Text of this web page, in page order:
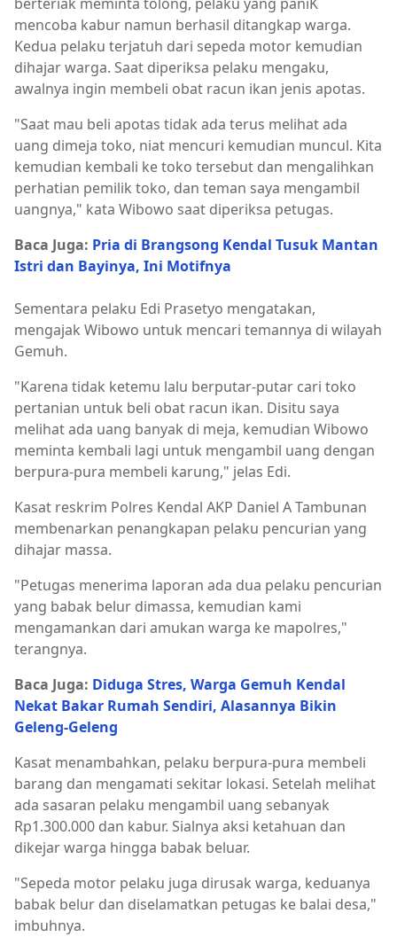
mencoba kabur namun berhasil ditangkap warga.
Kedua pelaku terjatuh dari sepeda motor kemudian
dihajar warga. Saat diperiksa pelaku mengaku,
awalnya ingin membeli obat racun ikan jenis apotas.
"Saat mau beli apotas tidak ada terus melihat ada
uang dimeja toko, niat mencuri kemudian muncul. Kita
kemudian kembali ke toko tersebut dan mengalihkan
perhatian pemilik toko, dan teman saya mengambil
uangnya," kata Wibowo saat diperiksa petugas.
Baca Juga: Pria di Brangsong Kendal Tusuk Mantan
Istri dan Bayinya, Ini Motifnya
Sementara pelaku Edi Prasetyo mengatakan,
mengajak Wibowo untuk mencari temannya di wilayah
Gemuh.
"Karena tidak ketemu lalu berputar-putar cari toko
pertanian untuk beli obat racun ikan. Disitu saya
melihat ada uang banyak di meja, kemudian Wibowo
meminta kembali lagi untuk mengambil uang dengan
berpura-pura membeli karung," jelas Edi.
Kasat reskrim Polres Kendal AKP Daniel A Tambunan
membenarkan penangkapan pelaku pencurian yang
dihajar massa.
"Petugas menerima laporan ada dua pelaku pencurian
yang babak belur dimassa, kemudian kami
mengamankan dari amukan warga ke mapolres,"
terangnya.
Baca Juga: Diduga Stres, Warga Gemuh Kendal
Nekat Bakar Rumah Sendiri, Alasannya Bikin
Geleng-Geleng
Kasat menambahkan, pelaku berpura-pura membeli
barang dan mengamati sekitar lokasi. Setelah melihat
ada sasaran pelaku mengambil uang sebanyak
Rp1.300.000 dan kabur. Sialnya aksi ketahuan dan
dikejar warga hingga babak beluar.
"Sepeda motor pelaku juga dirusak warga, keduanya
babak belur dan diselamatkan petugas ke balai desa,"
imbuhnya.